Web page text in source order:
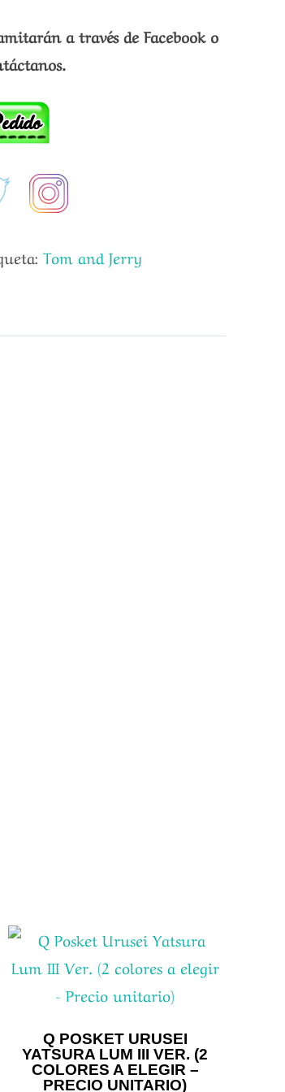
a través de Facebook o
Tom and Jerry
Q POSKET URUSEI
YATSURA LUM III VER. (2
COLORES A ELEGIR –
PRECIO UNITARIO)